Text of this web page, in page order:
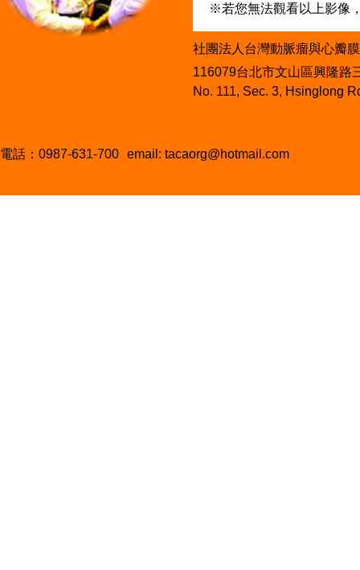
※若您無法觀看以上影像
社團法人台灣動脈瘤與心瓣
116079台北市文山區興隆路
No. 111, Sec. 3, Hsinglong
電話：0987-631-700 email: tacaorg@hotmail.com